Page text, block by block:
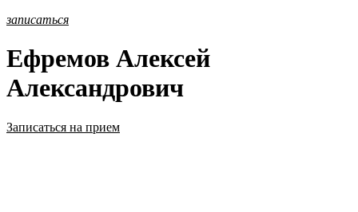
записаться
Ефремов Алексей
Александрович
Записаться на прием